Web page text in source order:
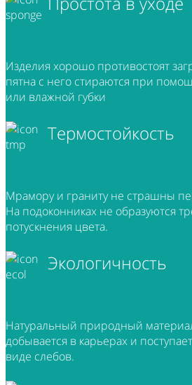
Изделия хорошо противостоят
пятна с него стираются при
или влажной губки
Термостойкость
Мрамору и граниту не страшны
На подоконниках не образуются
потускнения цвета.
Экологичность
Натуральный природный
добывается в карьерах и
виде слебов.